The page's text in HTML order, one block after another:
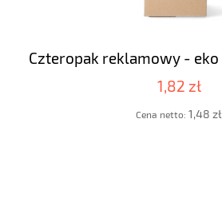
Czteropak reklamowy - eko
1,82 zł
Cena netto: 1,48 zł